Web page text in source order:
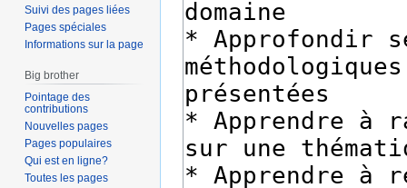
Suivi des pages liées
Pages spéciales
Informations sur la page
Big brother
Pointage des
contributions
Nouvelles pages
Pages populaires
Qui est en ligne?
Toutes les pages